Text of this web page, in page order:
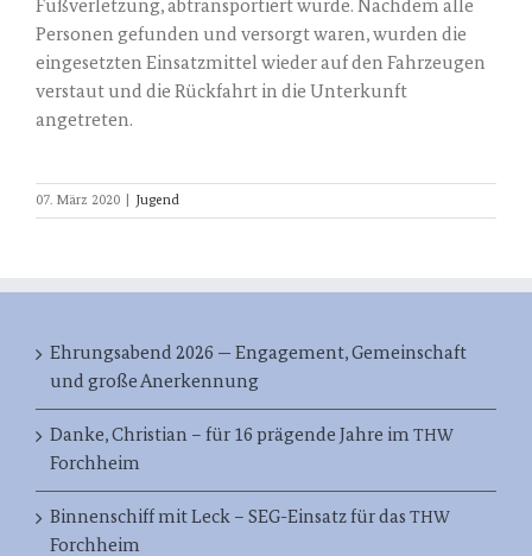
Fuß­ver­let­zung, abtrans­por­tiert wur­de. Nach­dem alle
Per­so­nen gefun­den und ver­sorgt waren, wur­den die
ein­ge­setz­ten Ein­satz­mit­tel wie­der auf den Fahr­zeu­gen
ver­staut und die Rück­fahrt in die Unter­kunft
angetreten.
07. März 2020 Jugend
Ehrungsabend 2026 — Engagement, Gemeinschaft
und große Anerkennung
Danke, Christian – für 16 prägende Jahre im THW
Forchheim
Binnenschiff mit Leck – SEG-Einsatz für das THW
Forchheim